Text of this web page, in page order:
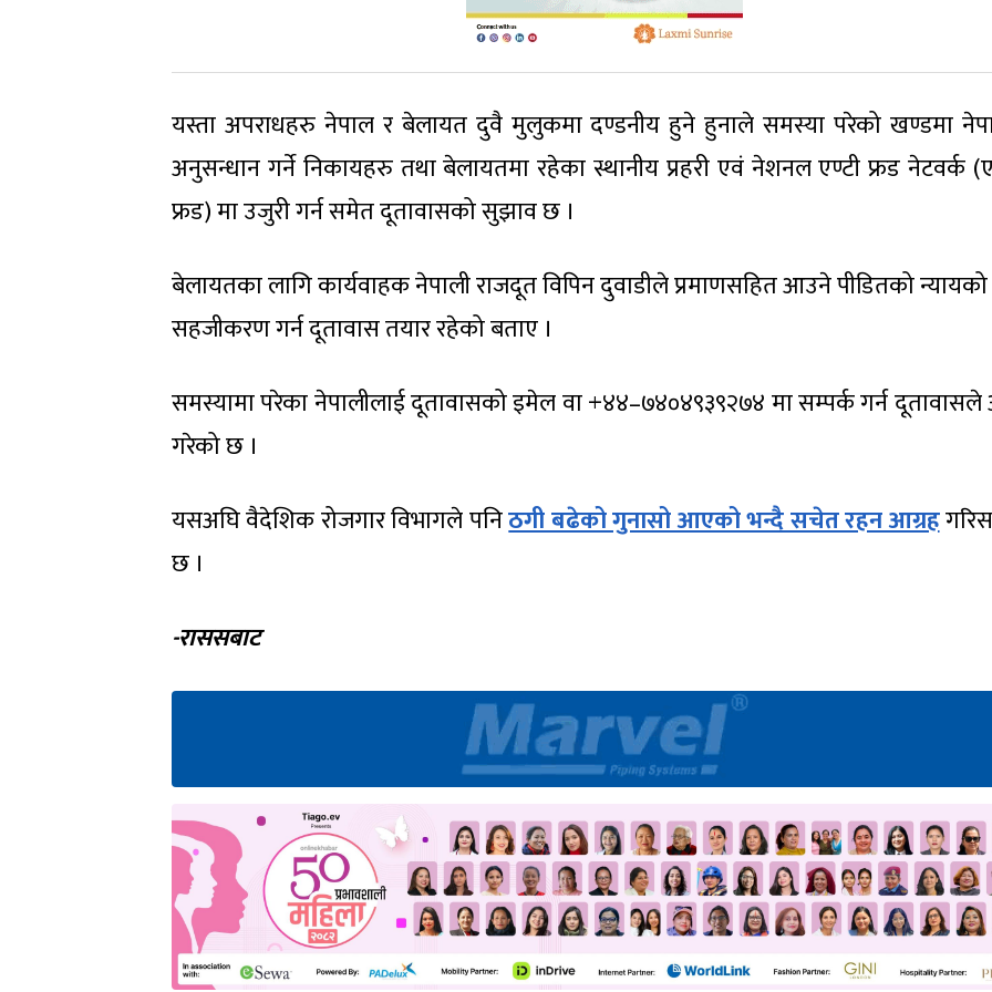
यस्ता अपराधहरु नेपाल र बेलायत दुवै मुलुकमा दण्डनीय हुने हुनाले समस्या परेको खण्डमा
अनुसन्धान गर्ने निकायहरु तथा बेलायतमा रहेका स्थानीय प्रहरी एवं नेशनल एण्टी फ्रड नेटवर्क
फ्रड) मा उजुरी गर्न समेत दूतावासको सुझाव छ ।
बेलायतका लागि कार्यवाहक नेपाली राजदूत विपिन दुवाडीले प्रमाणसहित आउने पीडितको
सहजीकरण गर्न दूतावास तयार रहेको बताए ।
समस्यामा परेका नेपालीलाई दूतावासको इमेल वा +४४–७४०४९३९२७४ मा सम्पर्क गर्न
गरेको छ ।
यसअघि वैदेशिक रोजगार विभागले पनिठगी बढेको गुनासो आएको भन्दै सचेत रहन आग्रह
छ ।
-राससबाट